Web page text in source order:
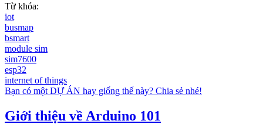
Từ khóa:
iot
busmap
bsmart
module sim
sim7600
esp32
internet of things
Bạn có một DỰ ÁN hay giống thế này? Chia sẻ nhé!
Giới thiệu về Arduino 101